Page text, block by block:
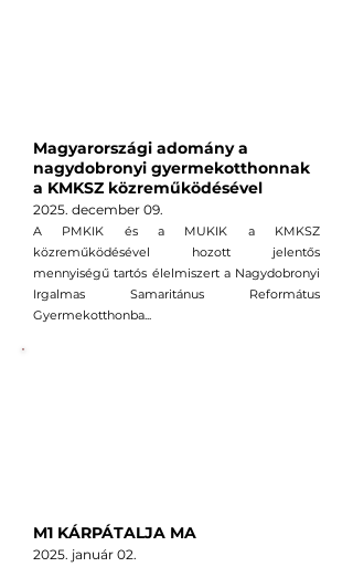
Magyarországi adomány a
nagydobronyi gyermekotthonnak
a KMKSZ közreműködésével
2025. december 09.
A PMKIK és a MUKIK a KMKSZ
közreműködésével hozott jelentős
mennyiségű tartós élelmiszert a Nagydobronyi
Irgalmas Samaritánus Református
Gyermekotthonba...
M1 KÁRPÁTALJA MA
2025. január 02.